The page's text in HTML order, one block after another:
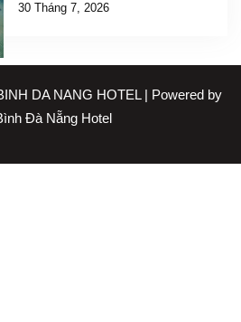
30 Tháng 7, 2026
DA NANG HOTEL | Powered by
Đà Nẵng Hotel